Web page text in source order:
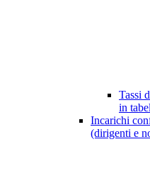
Tassi
in
Incarichi
(dirigenti e